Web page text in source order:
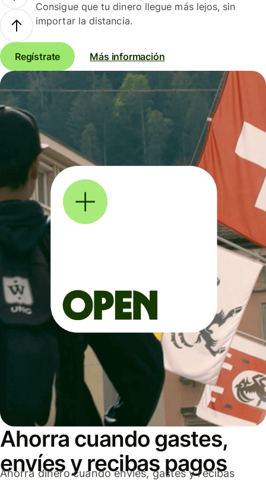
Consigue que tu dinero llegue más lejos, sin
importar la distancia.
Regístrate Más información
Ahorra cuando gastes,
envíes y recibas pagos
Ahorra dinero cuando envíes, gastes y recibas